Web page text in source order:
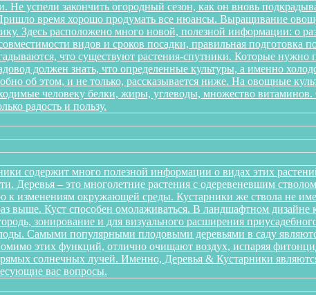
успели закончить огородный сезон, как он вновь
время хорошо продумать все нюансы. Выращивание
Здесь расположено много новой, полезной информации: о
видов и сроков посадки, правильная подготовка
что существуют растения-спутники. Которые нужно
должен знать, что определенные культуры, а именно
об этом, и не только, рассказывается ниже. На овощные
человеку белки, жиры, углеводы, множество
радость и пользу.
содержит много полезной информации о видах этих
Деревья – это многолетние растения с одеревеневшим
к изменениям окружающей среды. Кустарники же ствола не
выше. Куст способен омолаживаться. В ландшафтном
зонирование и для визуального расширения
Самыми популярными плодовыми деревьями в саду
этих функций, отлично очищают воздух, испаряя
солнечных лучей. Именно, Деревья & Кустарники
вас вопросы.